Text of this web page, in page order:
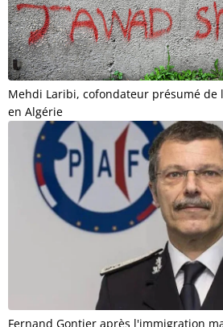
Mehdi Laribi, cofondateur présumé de
en Algérie
Fernand Gontier après l'immigration